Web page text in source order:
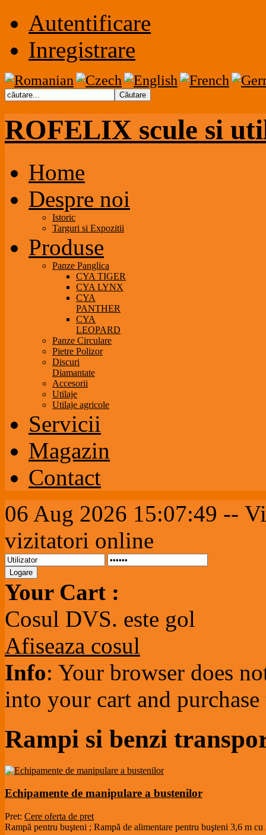
Autentificare
Inregistrare
ROFELIX scule si
Home
Despre noi
Istoric
Targuri si Expozitii
Produse
Panze Panglica
CYA TIGER
CYA LYNX
CYA
PANTHER
CYA
LEOPARD
Panze Circulare
Pietre Polizor
Discuri
Diamantate
Accesorii
Utilaje
Utilaje agricole
Servicii
Magazin
Contact
06 Aug 2026 15:07:49 --
vizitatori online
Your Cart :
Cosul DVS. este gol
Afiseaza cosul
Info: Your browser does
into your cart and
Rampi si benzi
Echipamente de manipulare a bustenilor
Pret: Cere oferta de pret
Rampă pentru buşteni ; Rampă de alimentare pentru buşteni 3,6 m